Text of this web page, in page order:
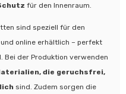
für den Innenraum.
sind speziell für den
online erhältlich – perfekt
Bei der Produktion verwenden
die geruchsfrei,
sind. Zudem sorgen die